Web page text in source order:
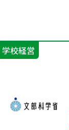
学校経営